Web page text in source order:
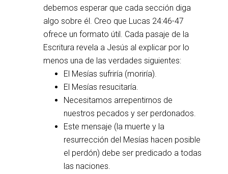
debemos esperar que cada sección diga
algo sobre él. Creo que Lucas 24:46-47
ofrece un formato útil. Cada pasaje de la
Escritura revela a Jesús al explicar por lo
menos una de las verdades siguientes:
El Mesías sufriría (moriría).
El Mesías resucitaría.
Necesitamos arrepentirnos de
nuestros pecados y ser perdonados.
Este mensaje (la muerte y la
resurrección del Mesías hacen posible
el perdón) debe ser predicado a todas
las naciones.